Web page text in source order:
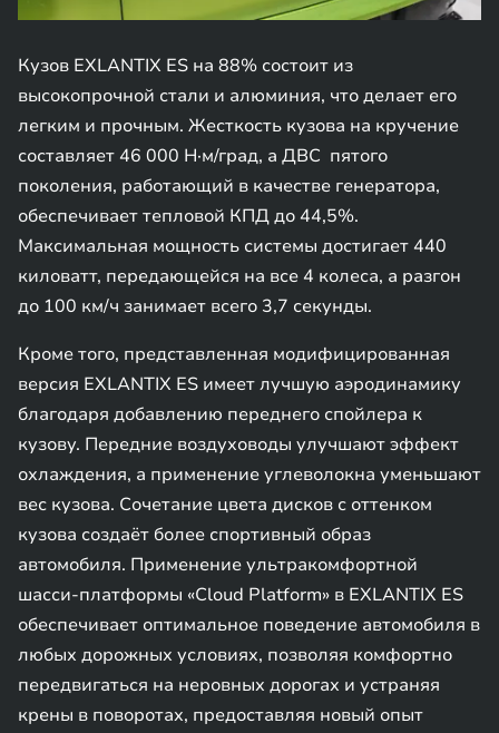
Кузов EXLANTIX ES на 88% состоит из
высокопрочной стали и алюминия, что делает его
легким и прочным. Жесткость кузова на кручение
составляет 46 000 Н·м/град, а ДВС пятого
поколения, работающий в качестве генератора,
обеспечивает тепловой КПД до 44,5%.
Максимальная мощность системы достигает 440
киловатт, передающейся на все 4 колеса, а разгон
до 100 км/ч занимает всего 3,7 секунды.
Кроме того, представленная модифицированная
версия EXLANTIX ES имеет лучшую аэродинамику
благодаря добавлению переднего спойлера к
кузову. Передние воздуховоды улучшают эффект
охлаждения, а применение углеволокна уменьшают
вес кузова. Сочетание цвета дисков с оттенком
кузова создаёт более спортивный образ
автомобиля. Применение ультракомфортной
шасси-платформы «Cloud Platform» в EXLANTIX ES
обеспечивает оптимальное поведение автомобиля в
любых дорожных условиях, позволяя комфортно
передвигаться на неровных дорогах и устраняя
крены в поворотах, предоставляя новый опыт